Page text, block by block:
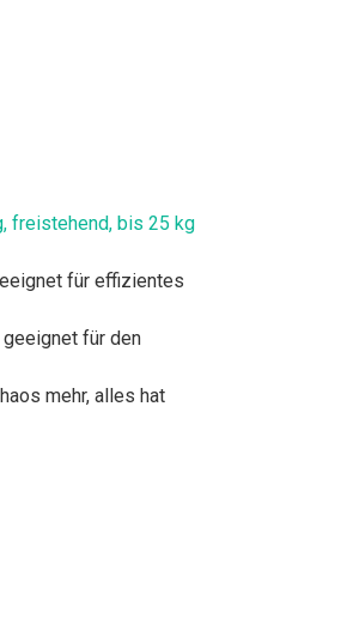
freistehend, bis 25 kg
für effizientes
für den
mehr, alles hat